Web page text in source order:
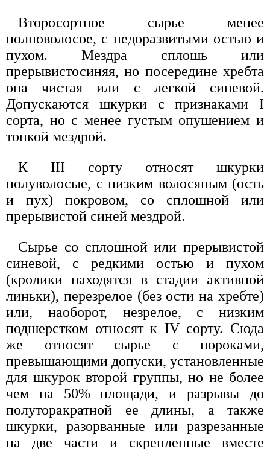
Второсортное сырье менее
полноволосое, с недоразвитыми остью и
пухом. Мездра сплошь или
прерывистосиняя, но посередине хребта
она чистая или с легкой синевой.
Допускаются шкурки с признаками I
сорта, но с менее густым опушением и
тонкой мездрой.
К III сорту относят шкурки
полуволосые, с низким волосяным (ость
и пух) покровом, со сплошной или
прерывистой синей мездрой.
Сырье со сплошной или прерывистой
синевой, с редкими остью и пухом
(кролики находятся в стадии активной
линьки), перезрелое (без ости на хребте)
или, наоборот, незрелое, с низким
подшерстком относят к IV сорту. Сюда
же относят сырье с пороками,
превышающими допуски, установленные
для шкурок второй группы, но не более
чем на 50% площади, и разрывы до
полуторакратной ее длины, а также
шкурки, разорванные или разрезанные
на две части и скрепленные вместе